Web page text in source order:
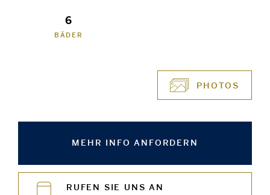
6
BÄDER
PHOTOS
MEHR INFO ANFORDERN
RUFEN SIE UNS AN